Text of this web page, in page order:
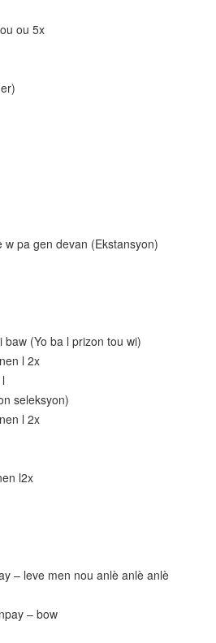
ou 5x
pa gen devan (Ekstansyon)
(Yo ba l prizon tou wi)
l 2x
seleksyon)
l 2x
l2x
– leve men nou anlè anlè anlè
– bow